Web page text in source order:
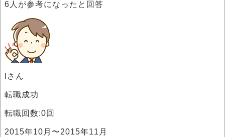
6 人が参考になったと回答
Iさん
転職成功
転職回数:0回
2015年10月〜2015年11月